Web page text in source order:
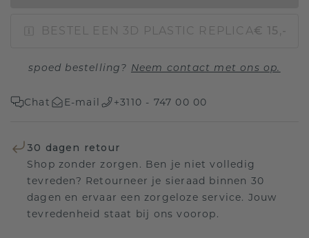
BESTEL EEN 3D PLASTIC REPLICA€ 15,-
spoed bestelling? Neem contact met ons op.
Chat E-mail +3110 - 747 00 00
30 dagen retour
Shop zonder zorgen. Ben je niet volledig
tevreden? Retourneer je sieraad binnen 30
dagen en ervaar een zorgeloze service. Jouw
tevredenheid staat bij ons voorop.